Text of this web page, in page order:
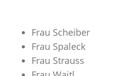
Frau Scheiber
Frau Spaleck
Frau Strauss